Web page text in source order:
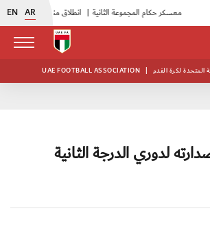
EN AR انطلاق منافسات بطولة النخبة لحرس الرئاسة |
UAE FOOTBALL ASSOCIATION | المتحدة لكرة القدم
لدوري الدرجة الثانية